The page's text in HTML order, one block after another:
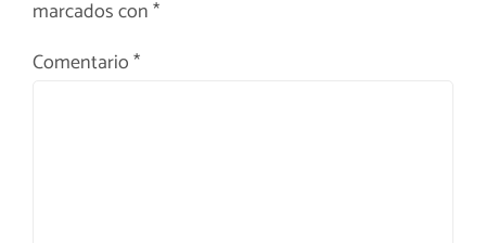
marcados con*
Comentario*